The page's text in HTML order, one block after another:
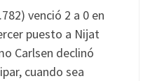
venció 2 a 0 en
puesto a Nijat
Carlsen declinó
cuando sea